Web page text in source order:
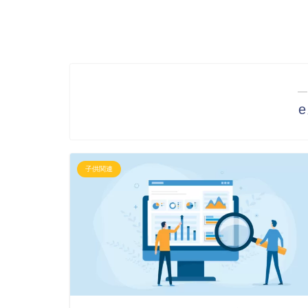
子供関連